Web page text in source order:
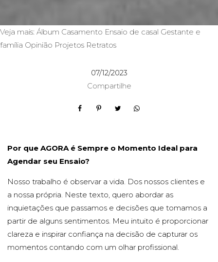
Veja mais: Álbum Casamento Ensaio de casal Gestante e
família Opinião Projetos Retratos
07/12/2023
Compartilhe
Por que AGORA é Sempre o Momento Ideal para
Agendar seu Ensaio?
Nosso trabalho é observar a vida. Dos nossos clientes e
a nossa própria. Neste texto, quero abordar as
inquietações que passamos e decisões que tomamos a
partir de alguns sentimentos. Meu intuito é proporcionar
clareza e inspirar confiança na decisão de capturar os
momentos contando com um olhar profissional.